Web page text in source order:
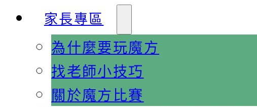
家長專區
為什麼要玩魔方
找老師小技巧
關於魔方比賽